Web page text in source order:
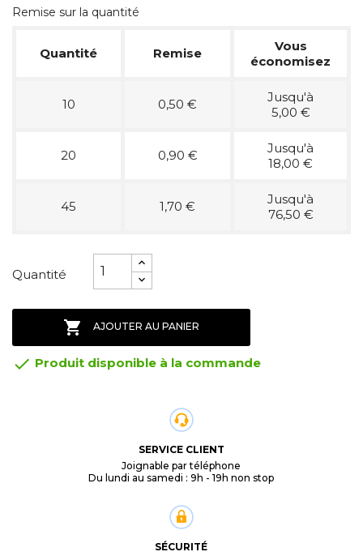
Remise sur la quantité
Quantité Remise
Vous
économisez
10 0,50 €
Jusqu'à
5,00 €
20 0,90 €
Jusqu'à
18,00 €
45 1,70 €
Jusqu'à
76,50 €
Quantité
 AJOUTER AU PANIER
 Produit disponible à la commande
SERVICE CLIENT
Joignable par téléphone
Du lundi au samedi : 9h - 19h non stop
SÉCURITÉ